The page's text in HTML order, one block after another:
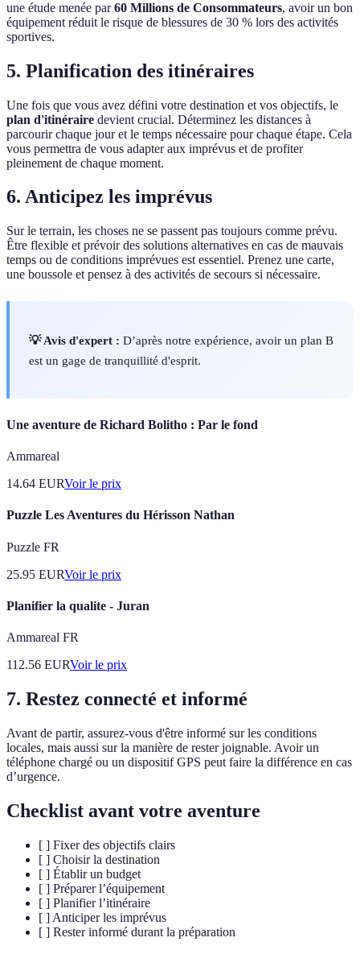
une étude menée par60 Millions de Consommateurs, avoir un bon
équipement réduit le risque de blessures de 30 % lors des activités
sportives.
5. Planification des itinéraires
Une fois que vous avez défini votre destination et vos objectifs, le
plan d'itinéraire devient crucial. Déterminez les distances à
parcourir chaque jour et le temps nécessaire pour chaque étape. Cela
vous permettra de vous adapter aux imprévus et de profiter
pleinement de chaque moment.
6. Anticipez les imprévus
Sur le terrain, les choses ne se passent pas toujours comme prévu.
Être flexible et prévoir des solutions alternatives en cas de mauvais
temps ou de conditions imprévues est essentiel. Prenez une carte,
une boussole et pensez à des activités de secours si nécessaire.
💡 Avis d'expert : D’après notre expérience, avoir un plan B
est un gage de tranquillité d'esprit.
Une aventure de Richard Bolitho : Par le fond
Ammareal
14.64 EURVoir le prix
Puzzle Les Aventures du Hérisson Nathan
Puzzle FR
25.95 EURVoir le prix
Planifier la qualite - Juran
Ammareal FR
112.56 EURVoir le prix
7. Restez connecté et informé
Avant de partir, assurez-vous d'être informé sur les conditions
locales, mais aussi sur la manière de rester joignable. Avoir un
téléphone chargé ou un dispositif GPS peut faire la différence en cas
d’urgence.
Checklist avant votre aventure
[ ] Fixer des objectifs clairs
[ ] Choisir la destination
[ ] Établir un budget
[ ] Préparer l’équipement
[ ] Planifier l’itinéraire
[ ] Anticiper les imprévus
[ ] Rester informé durant la préparation